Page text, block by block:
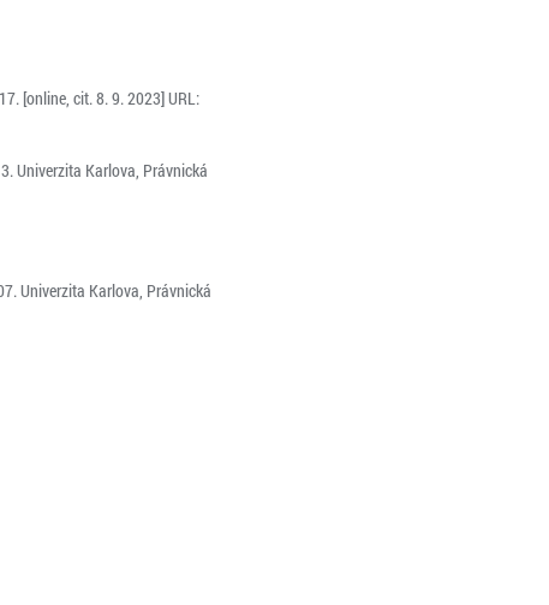
[online, cit. 8. 9. 2023] URL:
Univerzita Karlova, Právnická
Univerzita Karlova, Právnická